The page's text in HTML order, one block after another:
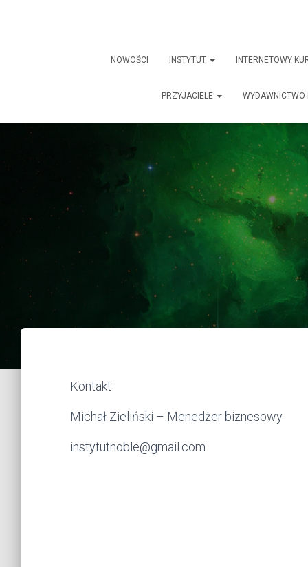
NOWOŚCI INSTYTUT INTERNETOWY
PRZYJACIELE WYDAWNICTWO
Kontakt
Michał Zieliński – Menedżer biznesowy
instytutnoble@gmail.com